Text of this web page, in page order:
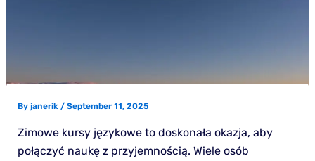
By janerik / September 11, 2025
Zimowe kursy językowe to doskonała okazja, aby
połączyć naukę z przyjemnością. Wiele osób